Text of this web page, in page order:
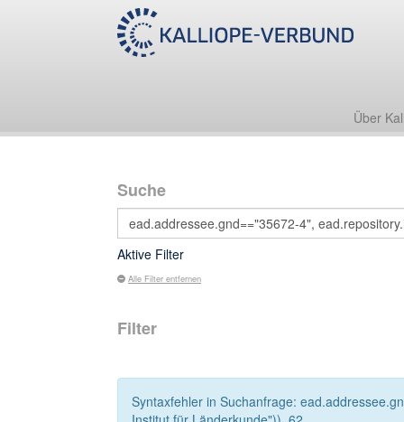
Über
Suche
Aktive Filter
Alle Filter entfernen
Filter
Syntaxfehler in Suchanfrage: